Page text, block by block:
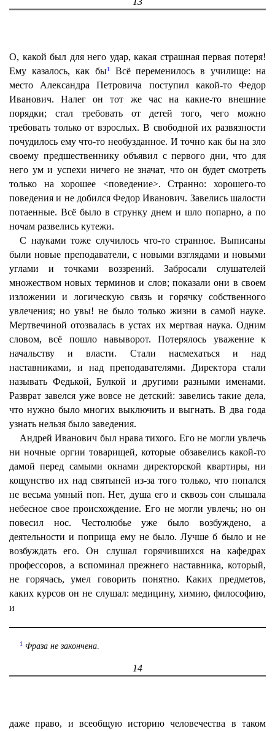
О, какой был для него удар, какая страшная первая потеря!
Ему казалось, как бы1Всё переменилось в училище: на
место Александра Петровича поступил какой-то Федор
Иванович. Налег он тот же час на какие-то внешние
порядки; стал требовать от детей того, чего можно
требовать только от взрослых. В свободной их развязности
почудилось ему что-то необузданное. И точно как бы на зло
своему предшественнику объявил с первого дни, что для
него ум и успехи ничего не значат, что он будет смотреть
только на хорошее <поведение>. Странно: хорошего-то
поведения и не добился Федор Иванович. Завелись шалости
потаенные. Всё было в струнку днем и шло попарно, а по
ночам развелись кутежи.
С науками тоже случилось что-то странное. Выписаны
были новые преподаватели, с новыми взглядами и новыми
углами и точками воззрений. Забросали слушателей
множеством новых терминов и слов; показали они в своем
изложении и логическую связь и горячку собственного
увлечения; но увы! не было только жизни в самой науке.
Мертвечиной отозвалась в устах их мертвая наука. Одним
словом, всё пошло навыворот. Потерялось уважение к
начальству и власти. Стали насмехаться и над
наставниками, и над преподавателями. Директора стали
называть Федькой, Булкой и другими разными именами.
Разврат завелся уже вовсе не детский: завелись такие дела,
что нужно было многих выключить и выгнать. В два года
узнать нельзя было заведения.
Андрей Иванович был нрава тихого. Его не могли увлечь
ни ночные оргии товарищей, которые обзавелись какой-то
дамой перед самыми окнами директорской квартиры, ни
кощунство их над святыней из-за того только, что попался
не весьма умный поп. Нет, душа его и сквозь сон слышала
небесное свое происхождение. Его не могли увлечь; но он
повесил нос. Честолюбье уже было возбуждено, а
деятельности и поприща ему не было. Лучше б было и не
возбуждать его. Он слушал горячившихся на кафедрах
профессоров, а вспоминал прежнего наставника, который,
не горячась, умел говорить понятно. Каких предметов,
каких курсов он не слушал: медицину, химию, философию,
и
1 Фраза не закончена.
14
даже право, и всеобщую историю человечества в таком